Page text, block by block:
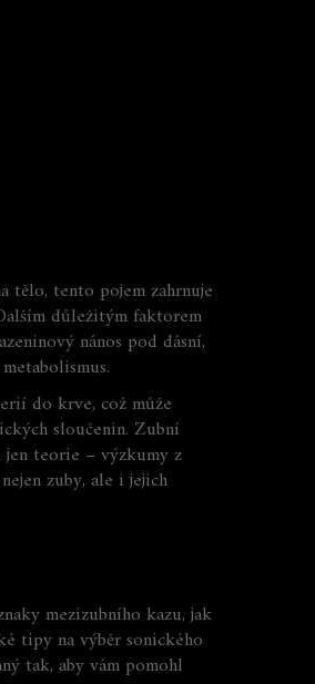
tělo, tento pojem zahrnuje
důležitým faktorem
nános pod dásní,
do krve, což může
sloučenin. Zubní
jen teorie – výzkumy z
zuby, ale i jejich
mezizubního kazu, jak
tipy na výběr sonického
tak, aby vám pomohl